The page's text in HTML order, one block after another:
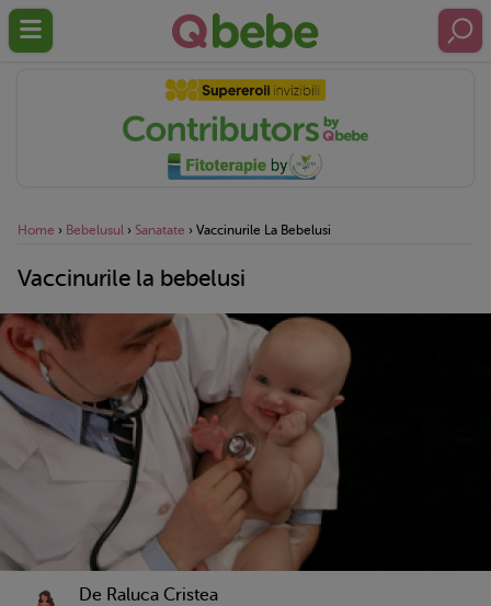
Home › Bebelusul › Sanatate › Vaccinurile La Bebelusi
Vaccinurile la bebelusi
De Raluca Cristea